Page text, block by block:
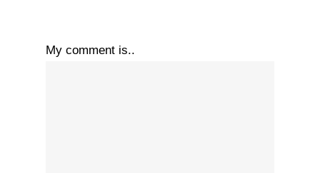
My comment is..